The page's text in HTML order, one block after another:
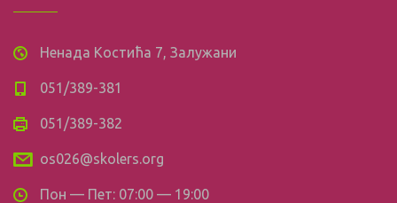
Ненада Костића 7, Залужани
051/389-381
051/389-382
os026@skolers.org
Пон — Пет: 07:00 — 19:00